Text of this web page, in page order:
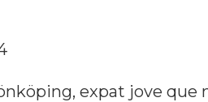
expat jove que